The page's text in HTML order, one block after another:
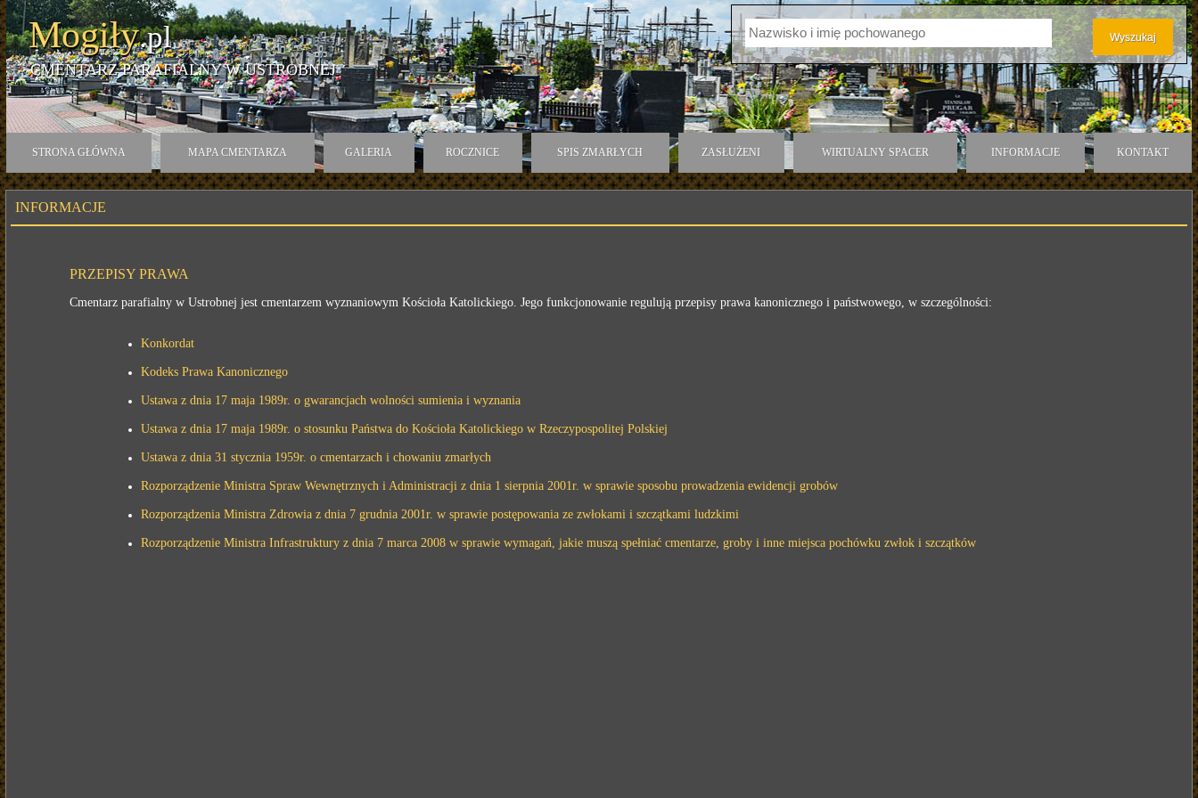
Mogiły.pl
CMENTARZ PARAFIALNY W USTROBNEJ
STRONA GŁÓWNA MAPA CMENTARZA GALERIA ROCZNICE SPIS ZMARŁYCH ZASŁUŻENI WIRTUALNY SPACER INFORMACJE KONTAKT
INFORMACJE
PRZEPISY PRAWA
Cmentarz parafialny w Ustrobnej jest cmentarzem wyznaniowym Kościoła Katolickiego. Jego funkcjonowanie regulują przepisy prawa kanonicznego i państwowego, w szczególności:
Konkordat
Kodeks Prawa Kanonicznego
Ustawa z dnia 17 maja 1989r. o gwarancjach wolności sumienia i wyznania
Ustawa z dnia 17 maja 1989r. o stosunku Państwa do Kościoła Katolickiego w Rzeczypospolitej Polskiej
Ustawa z dnia 31 stycznia 1959r. o cmentarzach i chowaniu zmarłych
Rozporządzenie Ministra Spraw Wewnętrznych i Administracji z dnia 1 sierpnia 2001r. w sprawie sposobu prowadzenia ewidencji grobów
Rozporządzenia Ministra Zdrowia z dnia 7 grudnia 2001r. w sprawie postępowania ze zwłokami i szczątkami ludzkimi
Rozporządzenie Ministra Infrastruktury z dnia 7 marca 2008 w sprawie wymagań, jakie muszą spełniać cmentarze, groby i inne miejsca pochówku zwłok i szczątków